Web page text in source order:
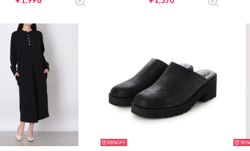
88% 90%